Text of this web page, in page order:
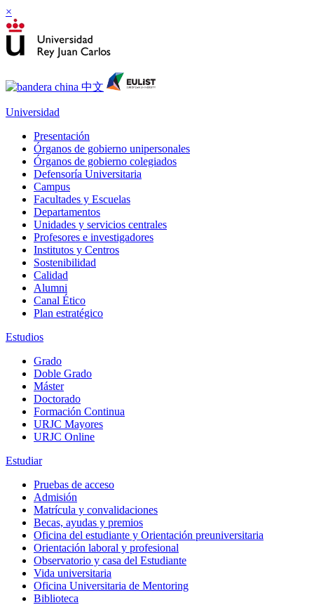
×
Universidad
Presentación
Órganos de gobierno unipersonales
Órganos de gobierno colegiados
Defensoría Universitaria
Campus
Facultades y Escuelas
Departamentos
Unidades y servicios centrales
Profesores e investigadores
Institutos y Centros
Sostenibilidad
Calidad
Alumni
Canal Ético
Plan estratégico
Estudios
Grado
Doble Grado
Máster
Doctorado
Formación Continua
URJC Mayores
URJC Online
Estudiar
Pruebas de acceso
Admisión
Matrícula y convalidaciones
Becas, ayudas y premios
Oficina del estudiante y Orientación preuniversitaria
Orientación laboral y profesional
Observatorio y casa del Estudiante
Vida universitaria
Oficina Universitaria de Mentoring
Biblioteca